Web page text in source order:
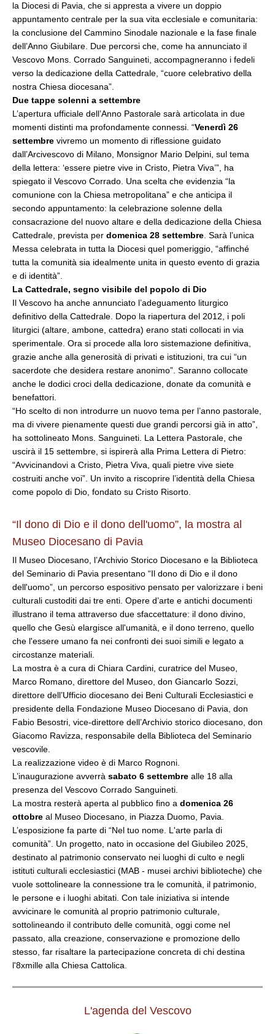
la Diocesi di Pavia, che si appresta a vivere un doppio
appuntamento centrale per la sua vita ecclesiale e comunitaria:
la conclusione del Cammino Sinodale nazionale e la fase finale
dell’Anno Giubilare. Due percorsi che, come ha annunciato il
Vescovo Mons. Corrado Sanguineti, accompagneranno i fedeli
verso la dedicazione della Cattedrale, “cuore celebrativo della
nostra Chiesa diocesana”.
Due tappe solenni a settembre
L’apertura ufficiale dell’Anno Pastorale sarà articolata in due
momenti distinti ma profondamente connessi. “Venerdì 26
settembre vivremo un momento di riflessione guidato
dall’Arcivescovo di Milano, Monsignor Mario Delpini, sul tema
della lettera: ‘essere pietre vive in Cristo, Pietra Viva’”, ha
spiegato il Vescovo Corrado. Una scelta che evidenzia “la
comunione con la Chiesa metropolitana” e che anticipa il
secondo appuntamento: la celebrazione solenne della
consacrazione del nuovo altare e della dedicazione della Chiesa
Cattedrale, prevista per domenica 28 settembre . Sarà l’unica
Messa celebrata in tutta la Diocesi quel pomeriggio, “affinché
tutta la comunità sia idealmente unita in questo evento di grazia
e di identità”.
La Cattedrale, segno visibile del popolo di Dio
Il Vescovo ha anche annunciato l’adeguamento liturgico
definitivo della Cattedrale. Dopo la riapertura del 2012, i poli
liturgici (altare, ambone, cattedra) erano stati collocati in via
sperimentale. Ora si procede alla loro sistemazione definitiva,
grazie anche alla generosità di privati e istituzioni, tra cui “un
sacerdote che desidera restare anonimo”. Saranno collocate
anche le dodici croci della dedicazione, donate da comunità e
benefattori.
“Ho scelto di non introdurre un nuovo tema per l’anno pastorale,
ma di vivere pienamente questi due grandi percorsi già in atto”,
ha sottolineato Mons. Sanguineti. La Lettera Pastorale, che
uscirà il 15 settembre, si ispirerà alla Prima Lettera di Pietro:
“Avvicinandovi a Cristo, Pietra Viva, quali pietre vive siete
costruiti anche voi”. Un invito a riscoprire l’identità della Chiesa
come popolo di Dio, fondato su Cristo Risorto.
“Il dono di Dio e il dono dell'uomo”, la mostra al
Museo Diocesano di Pavia
Il Museo Diocesano, l’Archivio Storico Diocesano e la Biblioteca
del Seminario di Pavia presentano “Il dono di Dio e il dono
dell'uomo”, un percorso espositivo pensato per valorizzare i beni
culturali custoditi dai tre enti. Opere d’arte e antichi documenti
illustrano il tema attraverso due sfaccettature: il dono divino,
quello che Gesù elargisce all'umanità, e il dono terreno, quello
che l'essere umano fa nei confronti dei suoi simili e legato a
circostanze materiali.
La mostra è a cura di Chiara Cardini, curatrice del Museo,
Marco Romano, direttore del Museo, don Giancarlo Sozzi,
direttore dell’Ufficio diocesano dei Beni Culturali Ecclesiastici e
presidente della Fondazione Museo Diocesano di Pavia, don
Fabio Besostri, vice-direttore dell’Archivio storico diocesano, don
Giacomo Ravizza, responsabile della Biblioteca del Seminario
vescovile.
La realizzazione video è di Marco Rognoni.
L’inaugurazione avverrà sabato 6 settembre alle 18 alla
presenza del Vescovo Corrado Sanguineti.
La mostra resterà aperta al pubblico fino a domenica 26
ottobre al Museo Diocesano, in Piazza Duomo, Pavia.
L’esposizione fa parte di “Nel tuo nome. L'arte parla di
comunità”. Un progetto, nato in occasione del Giubileo 2025,
destinato al patrimonio conservato nei luoghi di culto e negli
istituti culturali ecclesiastici (MAB - musei archivi biblioteche) che
vuole sottolineare la connessione tra le comunità, il patrimonio,
le persone e i luoghi abitati. Con tale iniziativa si intende
avvicinare le comunità al proprio patrimonio culturale,
sottolineando il contributo delle comunità, oggi come nel
passato, alla creazione, conservazione e promozione dello
stesso, far risaltare la partecipazione concreta di chi destina
l'8xmille alla Chiesa Cattolica.
L'agenda del Vescovo